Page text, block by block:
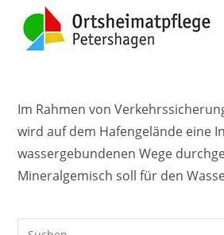
Im Rahmen von
wird auf dem Hafengelände eine
wassergebundenen Wege
Mineralgemisch soll für den